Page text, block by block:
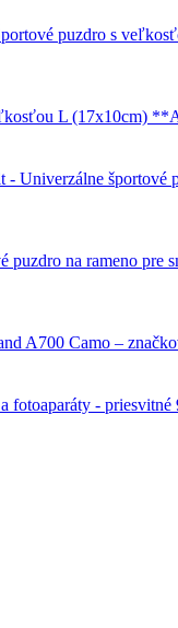
puzdro s
L (17x10cm)
Univerzálne športové
puzdro na rameno pre
A700 Camo –
fotoaparáty - priesvitné